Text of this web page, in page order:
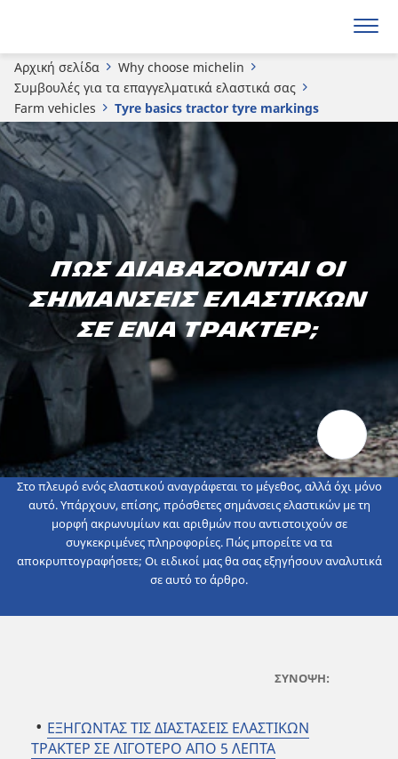
Αρχική σελίδα
Why choose michelin
Συμβουλές για τα επαγγελματικά ελαστικά σας
Farm vehicles
Tyre basics tractor tyre markings
Πώς διαβάζονται οι
σημάνσεις ελαστικών
σε ένα τρακτέρ;
Στο πλευρό ενός ελαστικού αναγράφεται το μέγεθος, αλλά όχι μόνο
αυτό. Υπάρχουν, επίσης, πρόσθετες σημάνσεις ελαστικών με τη
μορφή ακρωνυμίων και αριθμών που αντιστοιχούν σε
συγκεκριμένες πληροφορίες. Πώς μπορείτε να τα
αποκρυπτογραφήσετε; Οι ειδικοί μας θα σας εξηγήσουν αναλυτικά
σε αυτό το άρθρο.
ΣΥΝΟΨΗ:
ΕΞΗΓΩΝΤΑΣ ΤΙΣ ΔΙΑΣΤΑΣΕΙΣ ΕΛΑΣΤΙΚΩΝ
ΤΡΑΚΤΕΡ ΣΕ ΛΙΓΟΤΕΡΟ ΑΠΟ 5 ΛΕΠΤΑ